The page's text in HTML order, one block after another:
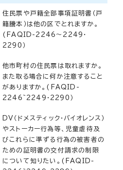
住民票や戸籍全部事項証明書（戸
籍謄本）は他の区でとれますか。
(FAQID-2246～2249・
2290）
他市町村の住民票は取れますか。
また取る場合に何か注意すること
がありますか。(FAQID-
2246~2249・2290）
DV（ドメスティック・バイオレンス）
やストーカー行為等、児童虐待及
びこれらに準ずる行為の被害者の
ための証明書の交付請求の制限
について知りたい。(FAQID-